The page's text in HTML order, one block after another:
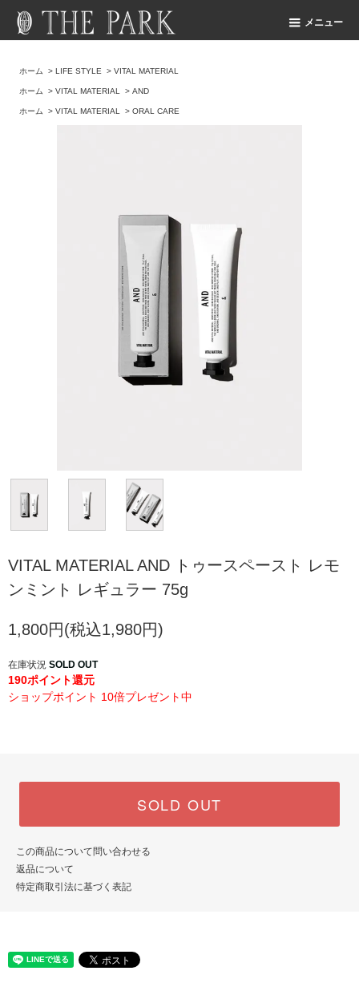
メニュー
ホーム >LIFE STYLE >VITAL MATERIAL
ホーム >VITAL MATERIAL >AND
ホーム >VITAL MATERIAL >ORAL CARE
VITAL MATERIAL AND トゥースペースト レモ
ンミント レギュラー 75g
1,800円(税込1,980円)
在庫状況 SOLD OUT
190ポイント還元
ショップポイント 10倍プレゼント中
SOLD OUT
この商品について問い合わせる
返品について
特定商取引法に基づく表記